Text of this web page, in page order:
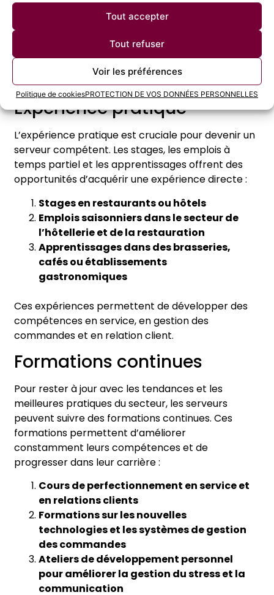
Tout accepter
Tout refuser
Voir les préférences
Politique de cookiesPROTECTION DE VOS DONNÉES PERSONNELLES
restaurants haut de gamme
Ces certifications peuvent être obtenues via des
cours en ligne ou des programmes de formation
spécifiques.
Expérience pratique
L’expérience pratique est cruciale pour devenir un
serveur compétent. Les stages, les emplois à
temps partiel et les apprentissages offrent des
opportunités d’acquérir une expérience directe :
Stages en restaurants ou hôtels
Emplois saisonniers dans le secteur de
l’hôtellerie et de la restauration
Apprentissages dans des brasseries,
cafés ou établissements
gastronomiques
Ces expériences permettent de développer des
compétences en service, en gestion des
commandes et en relation client.
Formations continues
Pour rester à jour avec les tendances et les
meilleures pratiques du secteur, les serveurs
peuvent suivre des formations continues. Ces
formations permettent d’améliorer
constamment leurs compétences et de
progresser dans leur carrière :
Cours de perfectionnement en service et
en relations clients
Formations sur les nouvelles
technologies et les systèmes de gestion
des commandes
Ateliers de développement personnel
pour améliorer la gestion du stress et la
communication